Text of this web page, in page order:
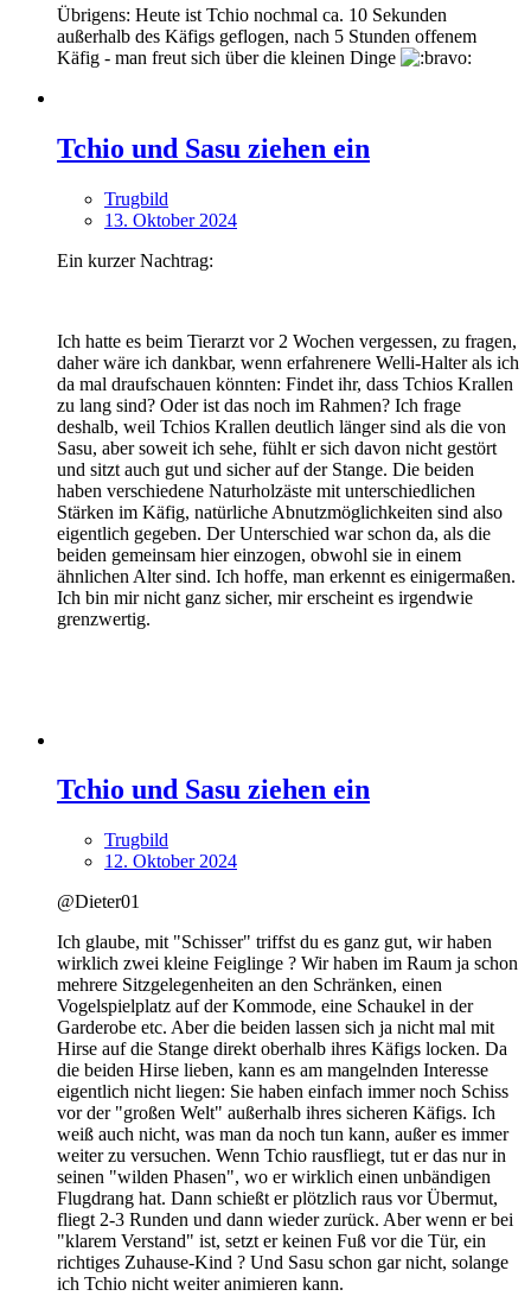
Übrigens: Heute ist Tchio nochmal ca. 10 Sekunden
außerhalb des Käfigs geflogen, nach 5 Stunden offenem
Käfig - man freut sich über die kleinen Dinge
Tchio und Sasu ziehen ein
Trugbild
13. Oktober 2024
Ein kurzer Nachtrag:
Ich hatte es beim Tierarzt vor 2 Wochen vergessen, zu fragen,
daher wäre ich dankbar, wenn erfahrenere Welli-Halter als ich
da mal draufschauen könnten: Findet ihr, dass Tchios Krallen
zu lang sind? Oder ist das noch im Rahmen? Ich frage
deshalb, weil Tchios Krallen deutlich länger sind als die von
Sasu, aber soweit ich sehe, fühlt er sich davon nicht gestört
und sitzt auch gut und sicher auf der Stange. Die beiden
haben verschiedene Naturholzäste mit unterschiedlichen
Stärken im Käfig, natürliche Abnutzmöglichkeiten sind also
eigentlich gegeben. Der Unterschied war schon da, als die
beiden gemeinsam hier einzogen, obwohl sie in einem
ähnlichen Alter sind. Ich hoffe, man erkennt es einigermaßen.
Ich bin mir nicht ganz sicher, mir erscheint es irgendwie
grenzwertig.
Tchio und Sasu ziehen ein
Trugbild
12. Oktober 2024
@Dieter01
Ich glaube, mit "Schisser" triffst du es ganz gut, wir haben
wirklich zwei kleine Feiglinge ? Wir haben im Raum ja schon
mehrere Sitzgelegenheiten an den Schränken, einen
Vogelspielplatz auf der Kommode, eine Schaukel in der
Garderobe etc. Aber die beiden lassen sich ja nicht mal mit
Hirse auf die Stange direkt oberhalb ihres Käfigs locken. Da
die beiden Hirse lieben, kann es am mangelnden Interesse
eigentlich nicht liegen: Sie haben einfach immer noch Schiss
vor der "großen Welt" außerhalb ihres sicheren Käfigs. Ich
weiß auch nicht, was man da noch tun kann, außer es immer
weiter zu versuchen. Wenn Tchio rausfliegt, tut er das nur in
seinen "wilden Phasen", wo er wirklich einen unbändigen
Flugdrang hat. Dann schießt er plötzlich raus vor Übermut,
fliegt 2-3 Runden und dann wieder zurück. Aber wenn er bei
"klarem Verstand" ist, setzt er keinen Fuß vor die Tür, ein
richtiges Zuhause-Kind ? Und Sasu schon gar nicht, solange
ich Tchio nicht weiter animieren kann.